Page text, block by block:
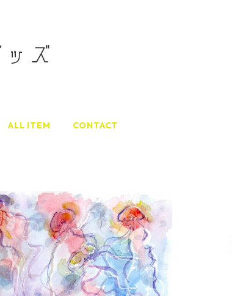
ALL ITEM CONTACT